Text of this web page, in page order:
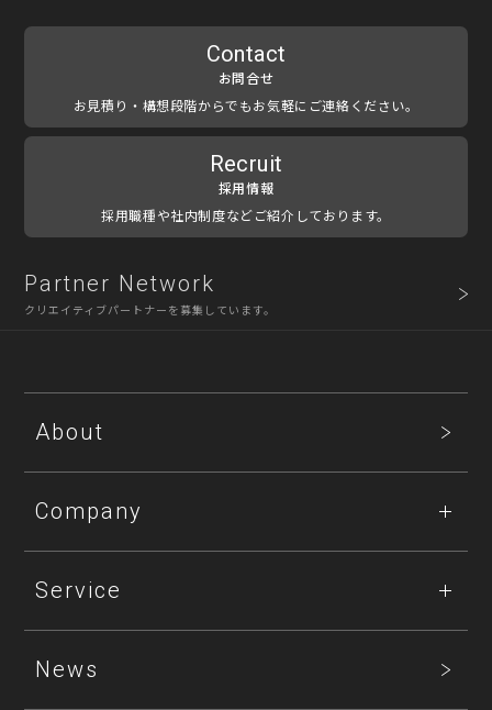
Contact
お問合せ
お見積り・構想段階からでもお気軽にご連絡ください。
Recruit
採用情報
採用職種や社内制度などご紹介しております。
Partner Network
クリエイティブパートナーを募集しています。
About
Company
Service
News